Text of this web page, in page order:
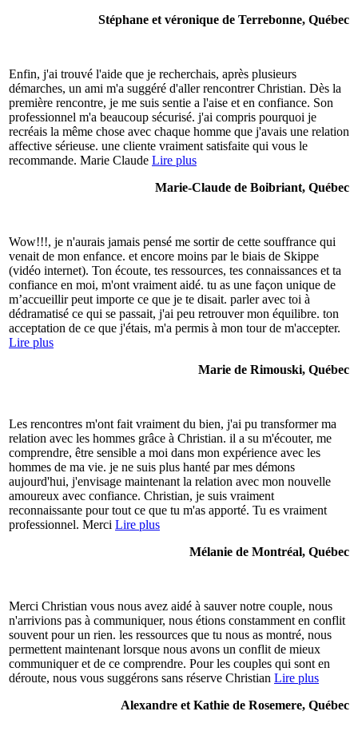
Stéphane et véronique de Terrebonne, Québec
Enfin, j'ai trouvé l'aide que je recherchais, après plusieurs
démarches, un ami m'a suggéré d'aller rencontrer Christian. Dès la
première rencontre, je me suis sentie a l'aise et en confiance. Son
professionnel m'a beaucoup sécurisé. j'ai compris pourquoi je
recréais la même chose avec chaque homme que j'avais une relation
affective sérieuse. une cliente vraiment satisfaite qui vous le
recommande. Marie Claude Lire plus
Marie-Claude de Boibriant, Québec
Wow!!!, je n'aurais jamais pensé me sortir de cette souffrance qui
venait de mon enfance. et encore moins par le biais de Skippe
(vidéo internet). Ton écoute, tes ressources, tes connaissances et ta
confiance en moi, m'ont vraiment aidé. tu as une façon unique de
m’accueillir peut importe ce que je te disait. parler avec toi à
dédramatisé ce qui se passait, j'ai peu retrouver mon équilibre. ton
acceptation de ce que j'étais, m'a permis à mon tour de m'accepter.
Lire plus
Marie de Rimouski, Québec
Les rencontres m'ont fait vraiment du bien, j'ai pu transformer ma
relation avec les hommes grâce à Christian. il a su m'écouter, me
comprendre, être sensible a moi dans mon expérience avec les
hommes de ma vie. je ne suis plus hanté par mes démons
aujourd'hui, j'envisage maintenant la relation avec mon nouvelle
amoureux avec confiance. Christian, je suis vraiment
reconnaissante pour tout ce que tu m'as apporté. Tu es vraiment
professionnel. Merci Lire plus
Mélanie de Montréal, Québec
Merci Christian vous nous avez aidé à sauver notre couple, nous
n'arrivions pas à communiquer, nous étions constamment en conflit
souvent pour un rien. les ressources que tu nous as montré, nous
permettent maintenant lorsque nous avons un conflit de mieux
communiquer et de ce comprendre. Pour les couples qui sont en
déroute, nous vous suggérons sans réserve Christian Lire plus
Alexandre et Kathie de Rosemere, Québec